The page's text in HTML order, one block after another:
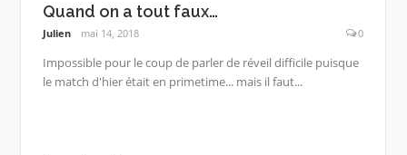
Quand on a tout faux…
Julien mai 14, 2018 0
Impossible pour le coup de parler de réveil difficile puisque
le match d'hier était en primetime... mais il faut...